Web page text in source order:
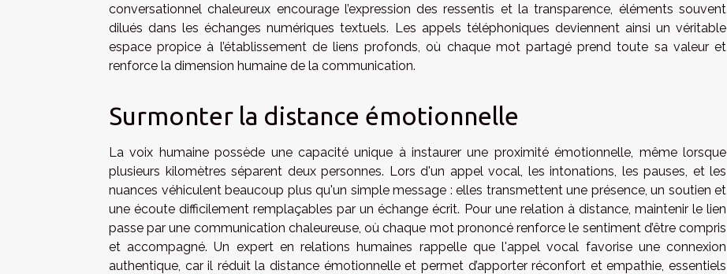
conversationnel chaleureux encourage l’expression des ressentis et la transparence, éléments souvent
dilués dans les échanges numériques textuels. Les appels téléphoniques deviennent ainsi un véritable
espace propice à l’établissement de liens profonds, où chaque mot partagé prend toute sa valeur et
renforce la dimension humaine de la communication.
Surmonter la distance émotionnelle
La voix humaine possède une capacité unique à instaurer une proximité émotionnelle, même lorsque
plusieurs kilomètres séparent deux personnes. Lors d'un appel vocal, les intonations, les pauses, et les
nuances véhiculent beaucoup plus qu'un simple message : elles transmettent une présence, un soutien et
une écoute difficilement remplaçables par un échange écrit. Pour une relation à distance, maintenir le lien
passe par une communication chaleureuse, où chaque mot prononcé renforce le sentiment d’être compris
et accompagné. Un expert en relations humaines rappelle que l'appel vocal favorise une connexion
authentique, car il réduit la distance émotionnelle et permet d’apporter réconfort et empathie, essentiels